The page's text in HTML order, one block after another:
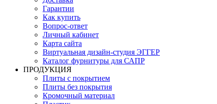
Гарантии
Как купить
Вопрос-ответ
Личный кабинет
Карта сайта
Виртуальная дизайн-студия ЭГГЕР
Каталог фурнитуры для САПР
ПРОДУКЦИЯ
Плиты с покрытием
Плиты без покрытия
Кромочный материал